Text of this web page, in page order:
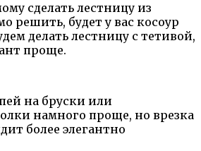
сделать лестницу из
решить, будет у вас косоур
делать лестницу с тетивой,
проще.
на бруски или
намного проще, но врезка
более элегантно